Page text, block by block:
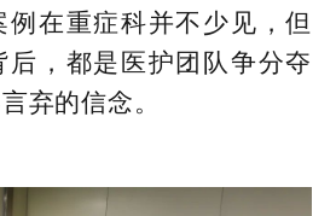
在重症科并不少见，但
后，都是医护团队争分夺
弃的信念。